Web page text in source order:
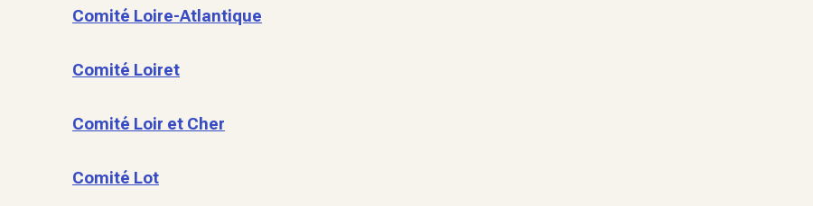
Comité Loire-Atlantique
Comité Loiret
Comité Loir et Cher
Comité Lot